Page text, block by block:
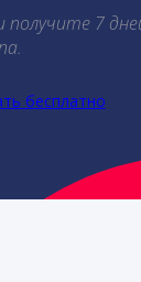
получите 7
бесплатно